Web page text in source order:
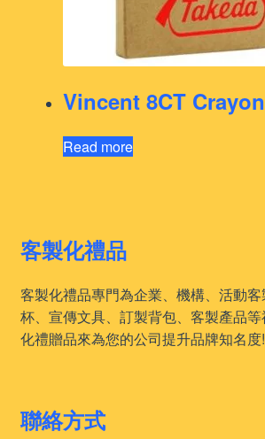
Vincent 8CT
Read more
客製化禮品
客製化禮品專門為企業、機構、活動
杯、宣傳文具、訂製背包、客製產品
化禮贈品來為您的公司提升品牌知名度!
聯絡方式